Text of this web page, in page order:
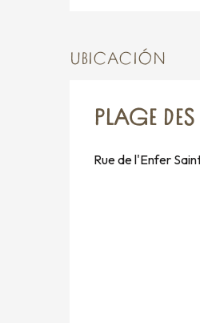
UBICACIÓN
PLAGE
Rue de l'Enfer